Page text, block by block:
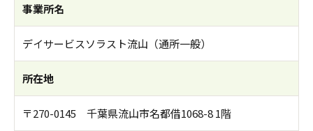
事業所名
デイサービスソラスト流山（通所一般）
所在地
〒270-0145 千葉県流山市名都借1068-8 1階